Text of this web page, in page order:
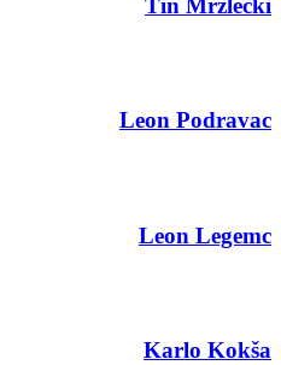
Tin Mrzlečki
Leon Podravac
Leon Legemc
Karlo Kokša